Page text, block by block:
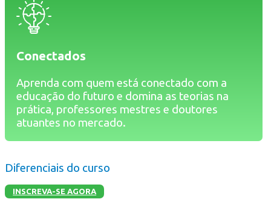
Conectados
Aprenda com quem está conectado com a
educação do futuro e domina as teorias na
prática, professores mestres e doutores
atuantes no mercado.
Diferenciais do curso
INSCREVA-SE AGORA